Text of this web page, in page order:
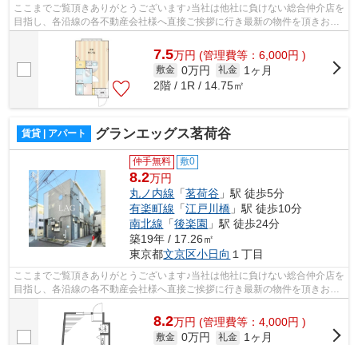
ここまでご覧頂きありがとうございます♪当社は他社に負けない総合仲介店を
目指し、各沿線の各不動産会社様へ直接ご挨拶に行き最新の物件を頂きお客
7.5万円 (管理費等：6,000円 )
敷金 0万円 礼金
1ヶ月
2階 / 1R / 14.75㎡
賃貸 | アパート グランエッグス茗荷谷
仲手無料 敷0
8.2万円
丸ノ内線 「茗荷谷 」駅 徒歩5分
有楽町線 「江戸川橋 」駅 徒歩10分
南北線 「後楽園 」駅 徒歩24分
築19年 / 17.26㎡
東京都文京区小日向 １丁目
ここまでご覧頂きありがとうございます♪当社は他社に負けない総合仲介店を
目指し、各沿線の各不動産会社様へ直接ご挨拶に行き最新の物件を頂きお客
様へ提供しております！最新の情報は...
8.2万円 (管理費等：4,000円 )
敷金 0万円 礼金
1ヶ月